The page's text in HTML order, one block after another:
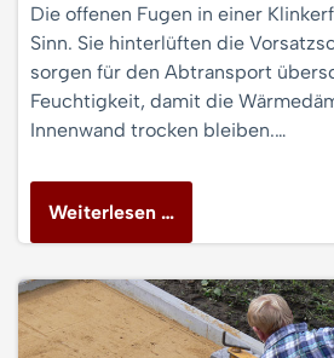
Die offenen Fugen in einer
Sinn. Sie hinterlüften die
sorgen für den Abtransport
Feuchtigkeit, damit die
Innenwand trocken bleiben.…
Weiterlesen …